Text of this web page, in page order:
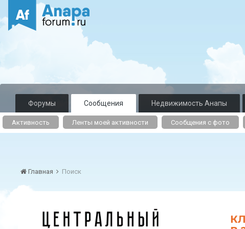
Форумы Сообщения
Активность Ленты моей активности Сообщения с фото
Недвижимость Анапы
Главная Поиск